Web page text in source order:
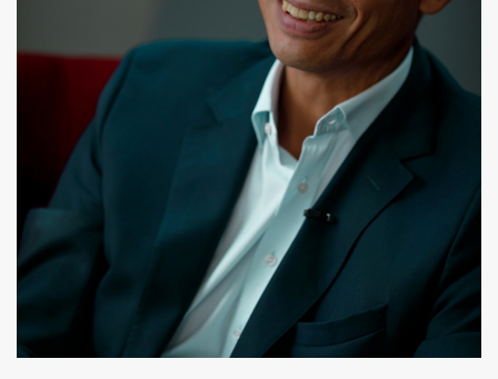
SHARE TWEET LINE EMAIL